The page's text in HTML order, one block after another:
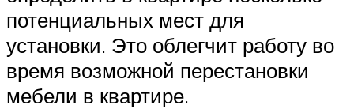
потенциальных мест для
установки. Это облегчит работу во
время возможной перестановки
мебели в квартире.